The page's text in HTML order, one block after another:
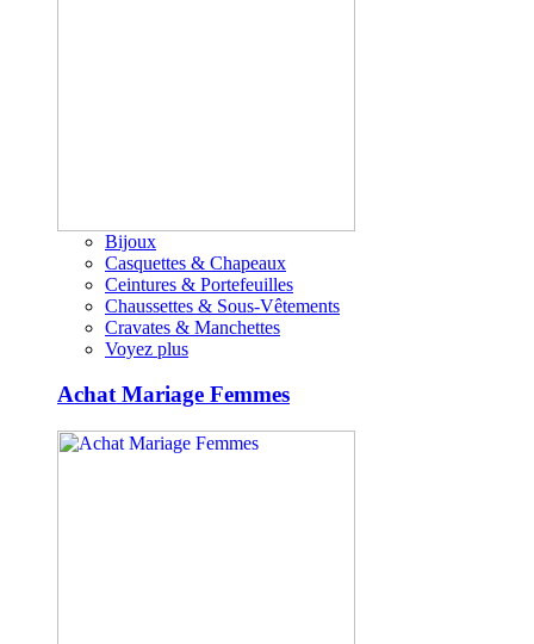
Bijoux
Casquettes & Chapeaux
Ceintures & Portefeuilles
Chaussettes & Sous-Vêtements
Cravates & Manchettes
Voyez plus
Achat Mariage Femmes